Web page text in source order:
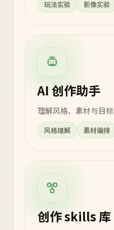
玩法实验 影像实验
AI 创作助手
理解风格、素材与目标
风格理解 素材编排
创作 skills 库